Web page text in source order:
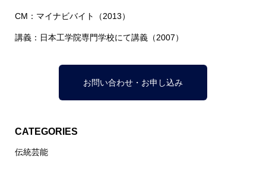
CM：マイナビバイト（2013）
講義：日本工学院専門学校にて講義（2007）
お問い合わせ・お申し込み
CATEGORIES
伝統芸能